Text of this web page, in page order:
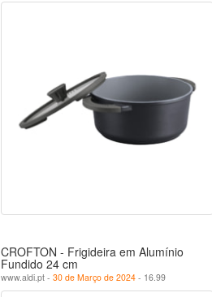
CROFTON - Frigideira em Alumínio
Fundido 24 cm
www.aldi.pt - 30 de Março de 2024- 16.99